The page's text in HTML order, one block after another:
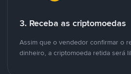
3. Receba as criptomoedas
Assim que o vendedor confirmar o
dinheiro, a criptomoeda retida será